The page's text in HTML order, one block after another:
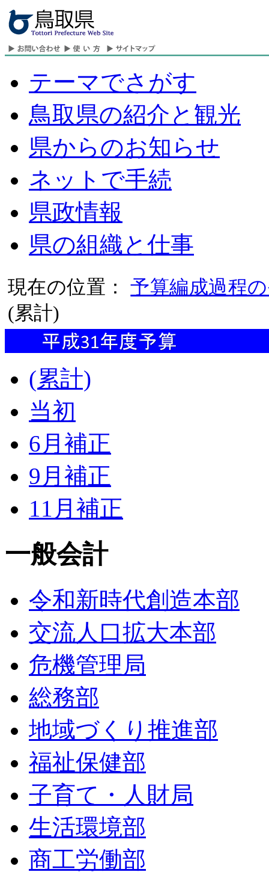
テーマでさがす
鳥取県の紹介と観光
県からのお知らせ
ネットで手続
県政情報
県の組織と仕事
現在の位置：予算編成過程
(累計)
(累計)
当初
6月補正
9月補正
11月補正
一般会計
令和新時代創造本部
交流人口拡大本部
危機管理局
総務部
地域づくり推進部
福祉保健部
子育て・人財局
生活環境部
商工労働部